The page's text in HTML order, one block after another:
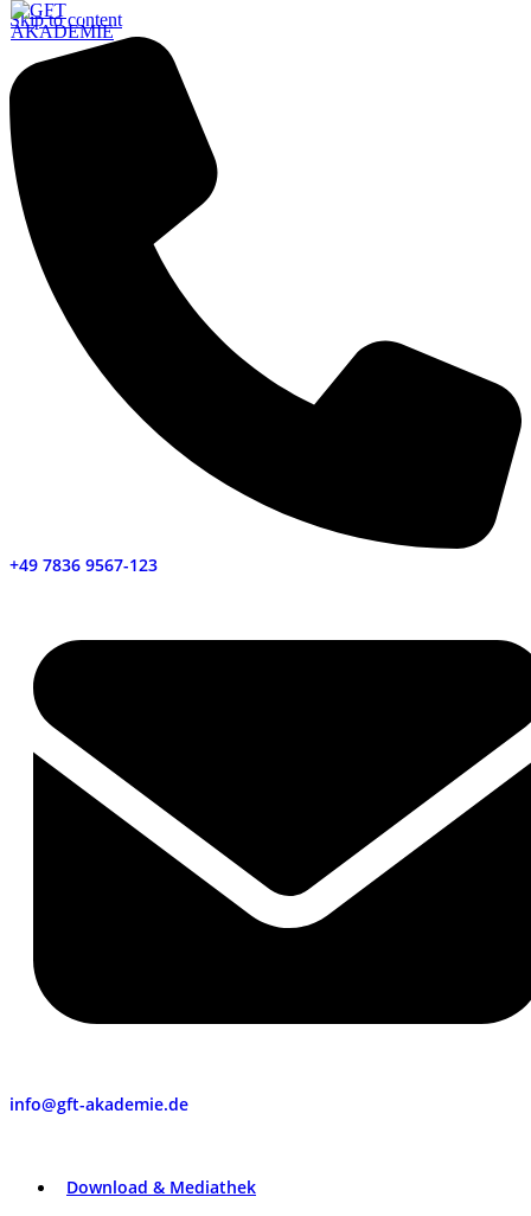
Skip to content
+49 7836 9567-123
info@gft-akademie.de
Download & Mediathek